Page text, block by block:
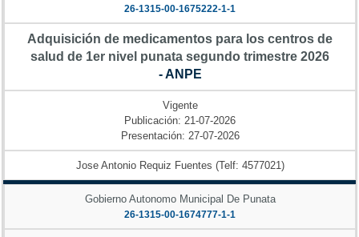
26-1315-00-1675222-1-1
Adquisición de medicamentos para los centros de
salud de 1er nivel punata segundo trimestre 2026
- ANPE
Vigente
Publicación: 21-07-2026
Presentación: 27-07-2026
Jose Antonio Requiz Fuentes (Telf: 4577021)
Gobierno Autonomo Municipal De Punata
26-1315-00-1674777-1-1